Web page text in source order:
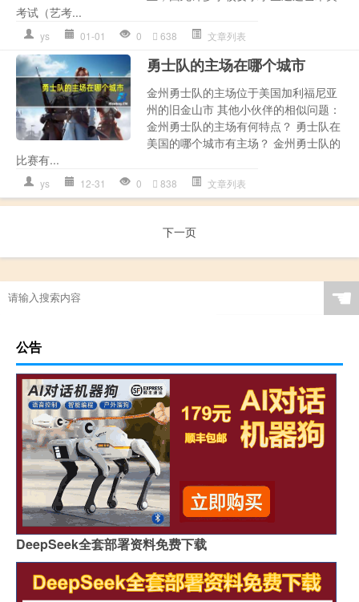
考试（艺考...
ys 01-01 0 638 文章列表
勇士队的主场在哪个城市
金州勇士队的主场位于美国加利福尼亚
州的旧金山市 其他小伙伴的相似问题：
金州勇士队的主场有何特点？ 勇士队在
美国的哪个城市有主场？ 金州勇士队的
比赛有...
ys 12-31 0 838 文章列表
下一页
☚
公告
DeepSeek全套部署资料免费下载